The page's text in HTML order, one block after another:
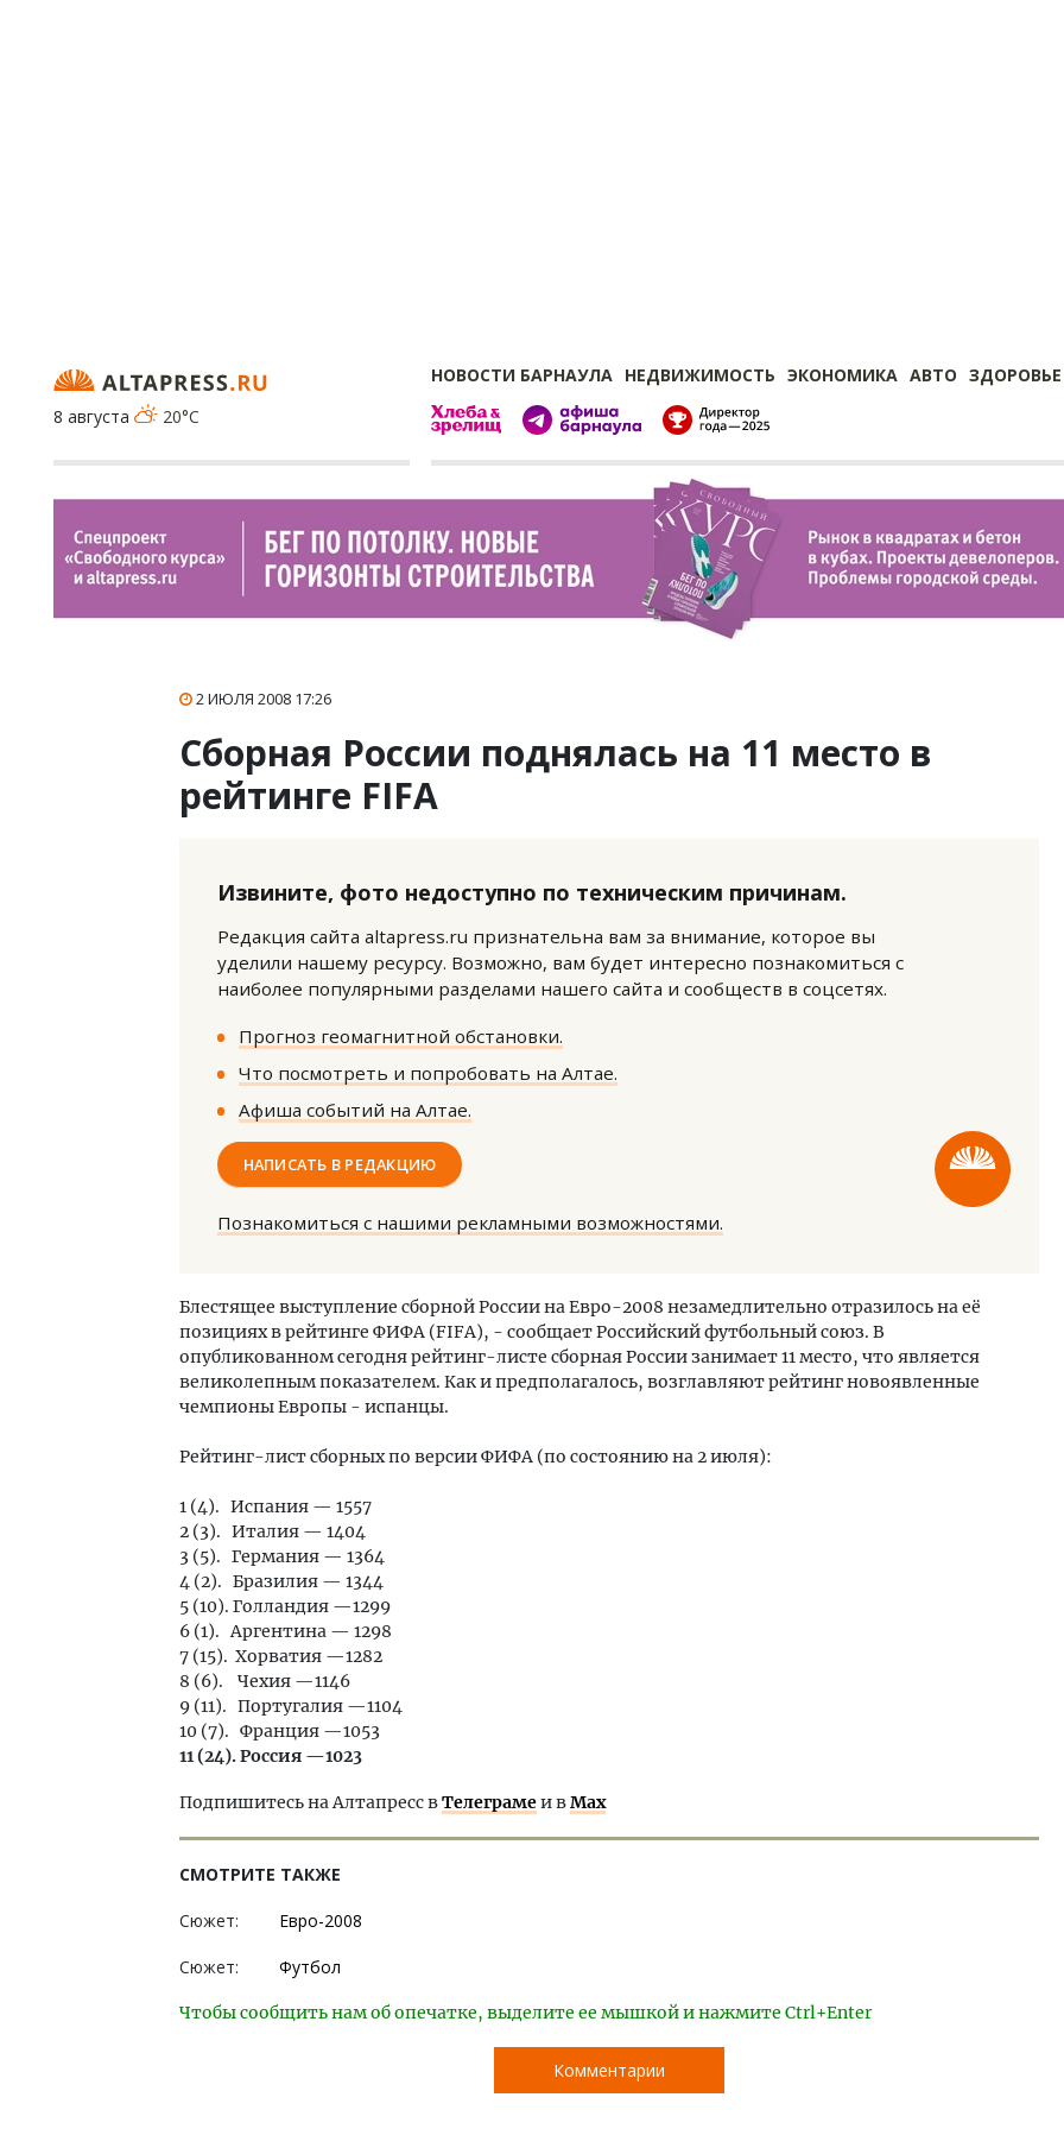
НОВОСТИ БАРНАУЛА НЕДВИЖИМОСТЬ ЭКОНОМИКА АВТО ЗДОРОВЬЕ
8 августа
20°C
2 ИЮЛЯ 2008 17:26
Сборная России поднялась на 11 место в
рейтинге FIFA
Извините, фото недоступно по техническим причинам.
Редакция сайта altapress.ru признательна вам за внимание, которое вы
уделили нашему ресурсу. Возможно, вам будет интересно познакомиться с
наиболее популярными разделами нашего сайта и сообществ в соцсетях.
Прогноз геомагнитной обстановки.
Что посмотреть и попробовать на Алтае.
Афиша событий на Алтае.
НАПИСАТЬ В РЕДАКЦИЮ
Познакомиться с нашими рекламными возможностями.
Блестящее выступление сборной России на Евро-2008 незамедлительно отразилось на её
позициях в рейтинге ФИФА (FIFA), - сообщает Российский футбольный союз. В
опубликованном сегодня рейтинг-листе сборная России занимает 11 место, что является
великолепным показателем. Как и предполагалось, возглавляют рейтинг новоявленные
чемпионы Европы - испанцы.
Рейтинг-лист сборных по версии ФИФА (по состоянию на 2 июля):
1 (4). Испания — 1557
2 (3). Италия — 1404
3 (5). Германия — 1364
4 (2). Бразилия — 1344
5 (10). Голландия —1299
6 (1). Аргентина — 1298
7 (15). Хорватия —1282
8 (6). Чехия —1146
9 (11). Португалия —1104
10 (7). Франция —1053
11 (24). Россия —1023
Подпишитесь на Алтапресс вТелеграмеи вMax
СМОТРИТЕ ТАКЖЕ
Сюжет: Евро-2008
Сюжет: Футбол
Чтобы сообщить нам об опечатке, выделите ее мышкой и нажмите Ctrl+Enter
Комментарии
ЗИАС — об эстетике городов,
трендах в фасадах и развитии рынка
СТРОИТЕЛЬСТВО
Гатилов — о том, как
оставаться на плаву,
штормит